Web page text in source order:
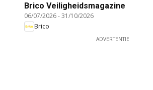
Brico Veiligheidsmagazine
06/07/2026-31/10/2026
Brico
ADVERTENTIE